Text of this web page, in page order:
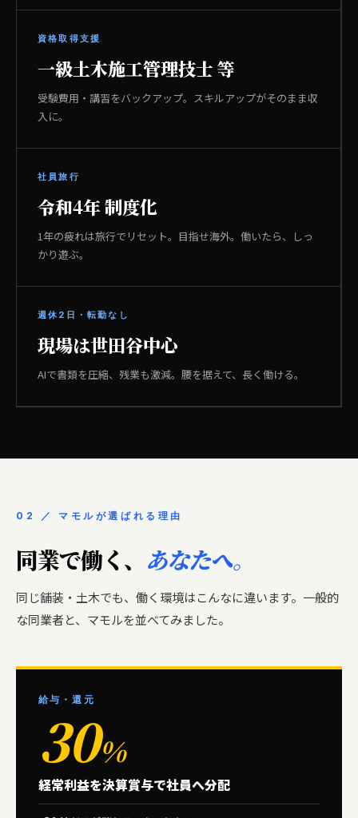
資格取得支援
一級土木施工管理技士 等
受験費用・講習をバックアップ。スキルアップがそのまま収
入に。
社員旅行
令和4年 制度化
1年の疲れは旅行でリセット。目指せ海外。働いたら、しっ
かり遊ぶ。
週休2日・転勤なし
現場は世田谷中心
AIで書類を圧縮、残業も激減。腰を据えて、長く働ける。
02 ／ マモルが選ばれる理由
同業で働く、 あなたへ。
同じ舗装・土木でも、働く環境はこんなに違います。一般的
な同業者と、マモルを並べてみました。
給与・還元
30%
経常利益を決算賞与で社員へ分配